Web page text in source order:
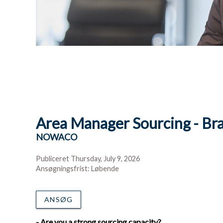
Area Manager Sourcing -
NOWACO
Publiceret Thursday, July 9, 2026
Ansøgningsfrist: Løbende
ANSØG